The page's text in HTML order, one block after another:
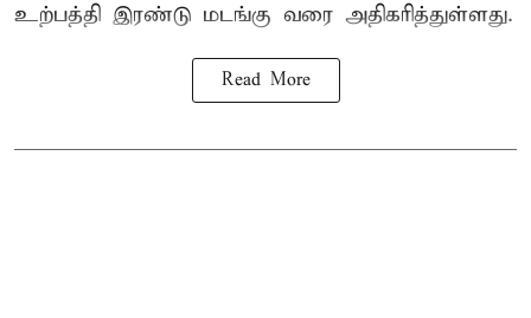
உற்பத்தி இரண்டு மடங்கு வரை அதிகரித்துள்ளது.
Read More